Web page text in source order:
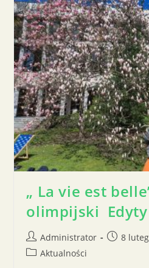
„ La vie est
olimpijski
Administrator
8
Aktualności